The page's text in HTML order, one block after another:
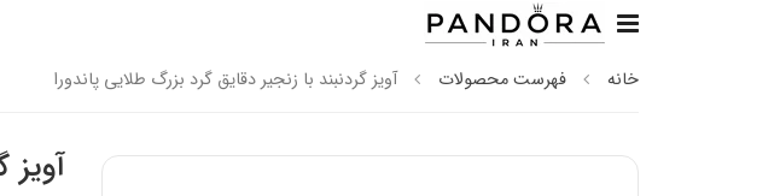
خانه فهرست محصولات آویز گردنبند با ‌زنجیر دقایق گرد بزرگ طلایی پاندورا
آویز